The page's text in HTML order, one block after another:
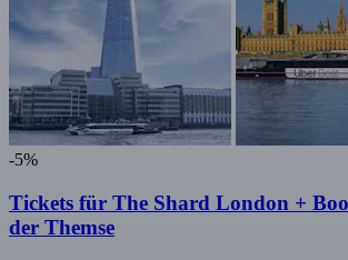
-5%
Tickets für The Shard London +
der Themse